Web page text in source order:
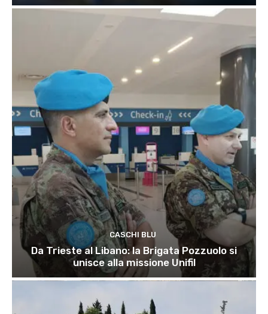
CASCHI BLU
Da Trieste al Libano: la Brigata Pozzuolo si
unisce alla missione Unifil